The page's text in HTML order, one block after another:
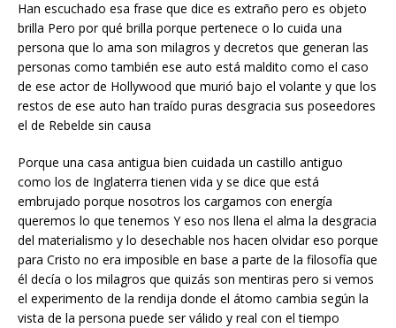
❅
Han escuchado esa frase que dice es extraño pero es objeto
brilla Pero por qué brilla porque pertenece o lo cuida una
persona que lo ama son milagros y decretos que generan las
personas como también ese auto está maldito como el caso
de ese actor de Hollywood que murió bajo el volante y que los
restos de ese auto han traído puras desgracia sus poseedores
el de Rebelde sin causa
Porque una casa antigua bien cuidada un castillo antiguo
como los de Inglaterra tienen vida y se dice que está
embrujado porque nosotros los cargamos con energía
queremos lo que tenemos Y eso nos llena el alma la desgracia
del materialismo y lo desechable nos hacen olvidar eso porque
para Cristo no era imposible en base a parte de la filosofía que
él decía o los milagros que quizás son mentiras pero si vemos
el experimento de la rendija donde el átomo cambia según la
vista de la persona puede ser válido y real con el tiempo